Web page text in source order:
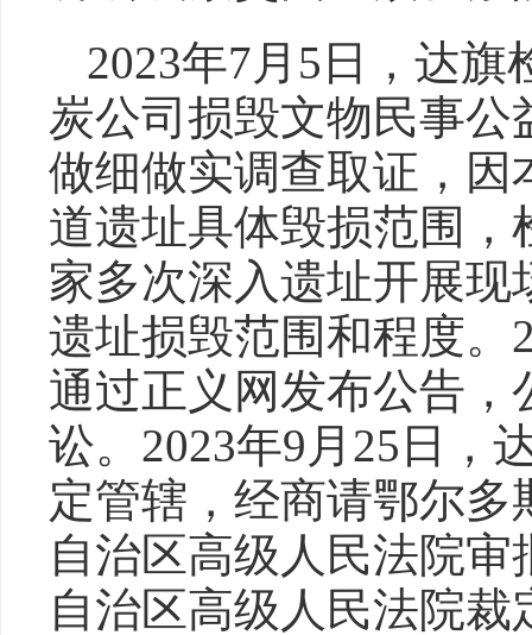
2023年7月5日，达
炭公司损毁文物民事
做细做实调查取证，
道遗址具体毁损范围
家多次深入遗址开展
遗址损毁范围和程度。
通过正义网发布公告
讼。2023年9月25日，
定管辖，经商请鄂尔
自治区高级人民法院审
自治区高级人民法院